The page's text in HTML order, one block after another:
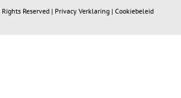
Reserved | Privacy Verklaring | Cookiebeleid